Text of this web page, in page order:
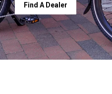
Find A Dealer